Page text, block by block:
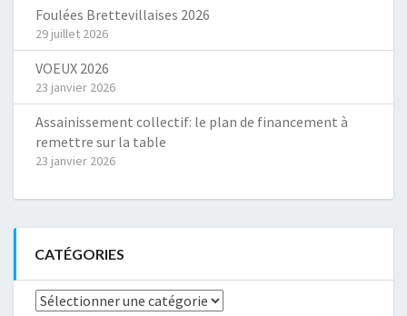
Foulées Brettevillaises 2026
29 juillet 2026
VOEUX 2026
23 janvier 2026
Assainissement collectif: le plan de financement à
remettre sur la table
23 janvier 2026
CATÉGORIES
Catégories